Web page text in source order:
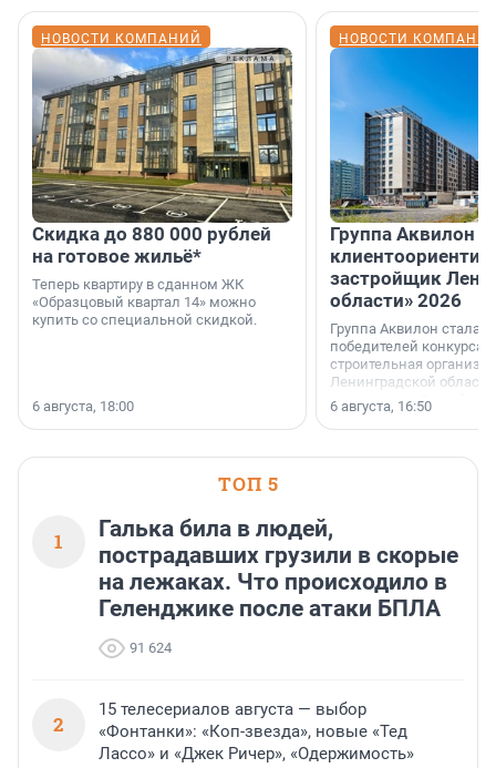
НОВОСТИ КОМПАНИЙ
Скидка до 880 000 рублей
на готовое жильё*
Теперь квартиру в сданном ЖК
«Образцовый квартал 14» можно
купить со специальной скидкой.
6 августа, 18:00
НОВОСТИ
Группа Аквилон
застройщик
области» 2026
Группа Аквилон стала
победителей конкурса
строительная
Ленинградской области
номинации «Самый
застройщик
области».
6 августа, 16:50
ТОП 5
1
Галька била в людей,
пострадавших грузили в скорые
на лежаках. Что происходило в
Геленджике после атаки БПЛА
91 624
2
15 телесериалов августа — выбор
«Фонтанки»: «Коп-звезда», новые «Тед
Лассо» и «Джек Ричер», «Одержимость»